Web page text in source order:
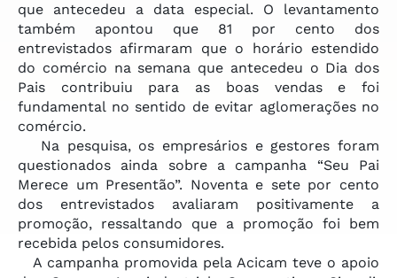
que antecedeu a data especial. O levantamento
também apontou que 81 por cento dos
entrevistados afirmaram que o horário estendido
do comércio na semana que antecedeu o Dia dos
Pais contribuiu para as boas vendas e foi
fundamental no sentido de evitar aglomerações no
comércio.
Na pesquisa, os empresários e gestores foram
questionados ainda sobre a campanha “Seu Pai
Merece um Presentão”. Noventa e sete por cento
dos entrevistados avaliaram positivamente a
promoção, ressaltando que a promoção foi bem
recebida pelos consumidores.
A campanha promovida pela Acicam teve o apoio